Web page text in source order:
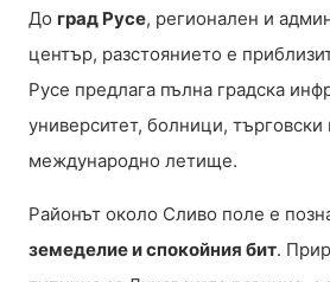
До град Русе, регионален и
център, разстоянието е
Русе предлага пълна градска
университет, болници, търговски
международно летище.
Районът около Сливо поле е
земеделие и спокойния бит.